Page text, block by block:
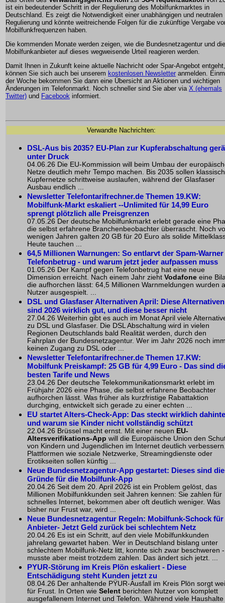
ist ein bedeutender Schritt in der Regulierung des Mobilfunkmarktes in
Deutschland. Es zeigt die Notwendigkeit einer unabhängigen und neutralen
Regulierung und könnte weitreichende Folgen für die zukünftige Vergabe
Mobilfunkfrequenzen haben.
Die kommenden Monate werden zeigen, wie die Bundesnetzagentur und die
Mobilfunkanbieter auf dieses wegweisende Urteil reagieren werden.
Damit Ihnen in Zukunft keine aktuelle Nachricht oder Spar-Angebot entgeht,
können Sie sich auch bei unserem kostenlosen Newsletter anmelden.
der Woche bekommen Sie dann eine Übersicht an Aktionen und wichtigen
Änderungen im Telefonmarkt. Noch schneller sind Sie aber via X (ehemals
Twitter) und Facebook informiert.
Verwandte Nachrichten:
DSL-Aus bis 2035? EU-Plan zur Kupferabschaltung
unter Druck
04.06.26 Die EU-Kommission will beim Umbau der
Netze deutlich mehr Tempo machen. Bis 2035 sollen
Kupfernetze schrittweise auslaufen, während der Glasfaser
Ausbau endlich ...
Newsletter Telefontarifrechner.de Themen 19.KW:
Mobilfunk-Markt eskaliert --Unlimited für 14,99 Euro
sprengt plötzlich alle Preisgrenzen
07.05.26 Der deutsche Mobilfunkmarkt erlebt gerade eine
die selbst erfahrene Branchenbeobachter überrascht. Noch
wenigen Jahren galten 20 GB für 20 Euro als solide
Heute tauchen ...
64,5 Millionen Warnungen: So entlarvt der Spam-Warner
Telefonbetrug - und warum jetzt jeder aufpassen muss
01.05.26 Der Kampf gegen Telefonbetrug hat eine neue
Dimension erreicht. Nach einem Jahr zieht Vodafone eine
die aufhorchen lässt: 64,5 Millionen Warnmeldungen wurden
Nutzer ausgespielt. ...
DSL und Glasfaser Alternativen April: Diese Alternativen
sind 2026 wirklich gut, und diese besser nicht
27.04.26 Weiterhin gibt es auch im Monat April viele
zu DSL und Glasfaser. Die DSL Abschaltung wird in vielen
Regionen Deutschlands bald Realität werden, durch den
Fahrplan der Bundesnetzagentur. Wer im Jahr 2026 noch
keinen Zugang zu DSL oder ...
Newsletter Telefontarifrechner.de Themen 17.KW:
Mobilfunk Preiskampf: 25 GB für 4,99 Euro - Das sind
besten Tarife und News
23.04.26 Der deutsche Telekommunikationsmarkt erlebt im
Frühjahr 2026 eine Phase, die selbst erfahrene Beobachter
aufhorchen lässt. Was früher als kurzfristige Rabattaktion
durchging, entwickelt sich gerade zu einer echten ...
EU startet Alters-Check-App: Das steckt wirklich
und warum sie Kinder nicht vollständig schützt
22.04.26 Brüssel macht ernst. Mit einer neuen EU-
Altersverifikations-App will die Europäische Union den
von Kindern und Jugendlichen im Internet deutlich
Plattformen wie soziale Netzwerke, Streamingdienste oder
Erotikseiten sollen künftig ...
Neue Bundesnetzagentur-App gestartet: Dieses sind die
Gründe für die Mobilfunk-App
20.04.26 Seit dem 20. April 2026 ist ein Problem gelöst, das
Millionen Mobilfunkkunden seit Jahren kennen: Sie zahlen für
schnelles Internet, bekommen aber oft deutlich weniger. Was
bisher nur Frust war, wird ...
Neue Bundesnetzagentur Regeln: Mobilfunk-Schock für
Anbieter- Jetzt Geld zurück bei schlechtem Netz
20.04.26 Es ist ein Schritt, auf den viele Mobilfunkkunden
jahrelang gewartet haben. Wer in Deutschland bislang unter
schlechtem Mobilfunk-Netz litt, konnte sich zwar beschweren -
musste aber meist trotzdem zahlen. Das ändert sich jetzt. ...
PYUR-Störung im Kreis Plön eskaliert - Diese
Entschädigung steht Kunden jetzt zu
08.04.26 Der anhaltende PŸUR-Ausfall im Kreis Plön sorgt
für Frust. In Orten wie Selent berichten Nutzer von komplett
ausgefallenem Internet und Telefon. Während viele Haushalte